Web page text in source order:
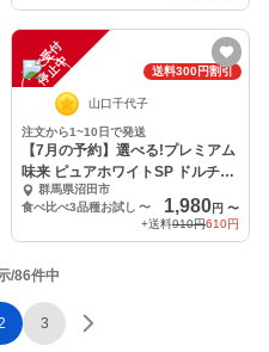
注
文
受
付
停
止
中 送料300円割引
山口千代子
注文から1~10日で発送
【7月の予約】選べる!プレミアム
味来 ピュアホワイトSP ドルチェ
ドリーム
群馬県沼田市
食べ比べ3品種お試し 〜 1,980円 〜
+送料910円610円
/86件中
3